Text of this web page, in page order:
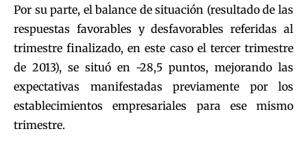
Por su parte, el balance de situación (resultado de las
respuestas favorables y desfavorables referidas al
trimestre finalizado, en este caso el tercer trimestre
de 2013), se situó en -28,5 puntos, mejorando las
expectativas manifestadas previamente por los
establecimientos empresariales para ese mismo
trimestre.